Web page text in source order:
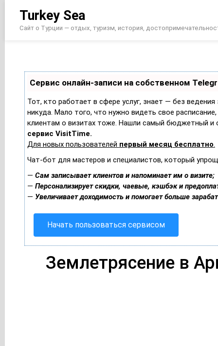
содержимому
Turkey Sea
Сайт о Турции — отдых, туризм, история,
Сервис онлайн-записи на собственном
Тот, кто работает в сфере услуг, знает — без ведения
никуда. Мало того, что нужно видеть свое
клиентам о визитах тоже. Нашли самый бюджетный и
сервис VisitTime.
Для новых пользователей первый месяц бесплатно.
Чат-бот для мастеров и специалистов, который
— Сам записывает клиентов и напоминает им о визите;
— Персонализирует скидки, чаевые, кэшбэк и
— Увеличивает доходимость и помогает больше
Начать пользоваться сервисом
Землетрясение в